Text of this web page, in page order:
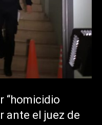
“homicidio
ante el juez de